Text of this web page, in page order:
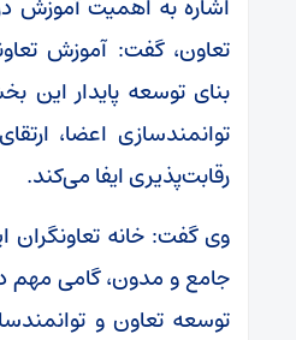
اشاره به اهمیت آموزش
تعاون، گفت: آموزش
بنای توسعه پایدار این
توانمندسازی اعضا،
رقابت‌پذیری ایفا می‌کند.
وی گفت: خانه تعاونگران
جامع و مدون، گامی مهم
توسعه تعاون و